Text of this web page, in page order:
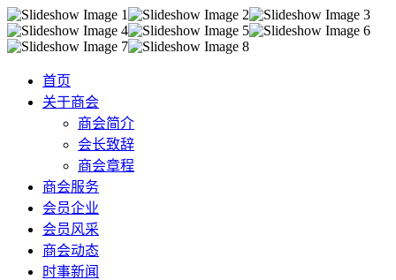
首页
关于商会
商会简介
会长致辞
商会章程
商会服务
会员企业
会员风采
商会动态
时事新闻